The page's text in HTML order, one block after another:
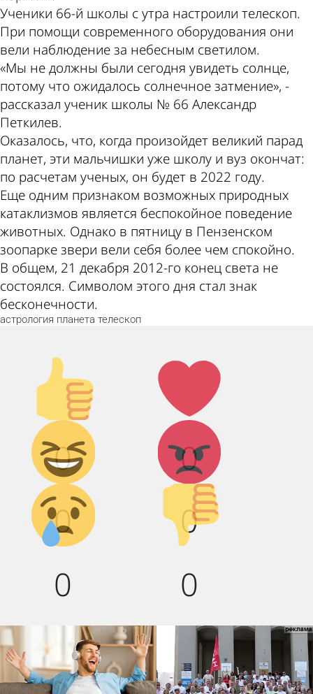
Ученики 66-й школы с утра настроили телескоп.
При помощи современного оборудования они
вели наблюдение за небесным светилом.
«Мы не должны были сегодня увидеть солнце,
потому что ожидалось солнечное затмение», -
рассказал ученик школы № 66 Александр
Петкилев.
Оказалось, что, когда произойдет великий парад
планет, эти мальчишки уже школу и вуз окончат:
по расчетам ученых, он будет в 2022 году.
Еще одним признаком возможных природных
катаклизмов является беспокойное поведение
животных. Однако в пятницу в Пензенском
зоопарке звери вели себя более чем спокойно.
В общем, 21 декабря 2012-го конец света не
состоялся. Символом этого дня стал знак
бесконечности.
астрология планета телескоп
Палец
вверх!
0
Лайк!
0
Дикий
смех!
0
Агрессия!
0
Грусть :(
0
Палец
вниз!
0